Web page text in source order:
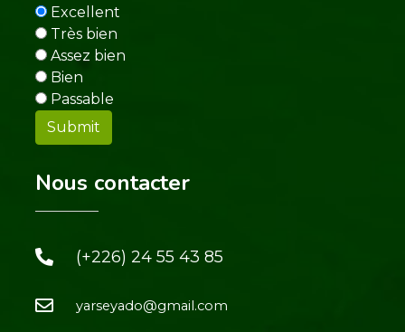
Excellent
Très bien
Assez bien
Bien
Passable
Nous contacter
(+226) 24 55 43 85
yarseyado@gmail.com